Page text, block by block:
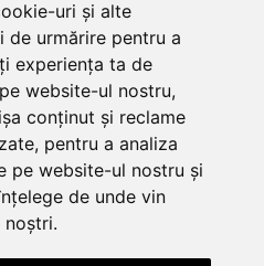
uri și alte
de urmărire pentru a
experiența ta de
website-ul nostru,
conținut și reclame
pentru a analiza
pe website-ul nostru și
de unde vin